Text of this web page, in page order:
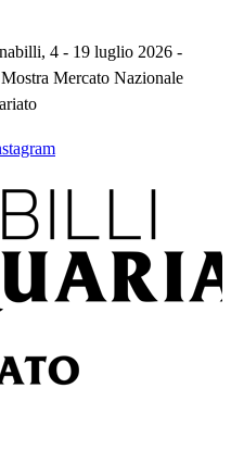
4 - 19 luglio 2026 -
Mostra Mercato Nazionale